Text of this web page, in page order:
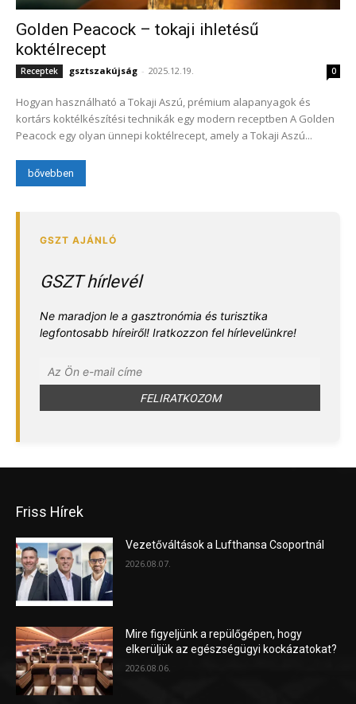
Golden Peacock – tokaji ihletésű
koktélrecept
Receptek gsztszakújság - 2025.12.19. 0
Hogyan használható a Tokaji Aszú, prémium alapanyagok és
kortárs koktélkészítési technikák egy modern receptben A Golden
Peacock egy olyan ünnepi koktélrecept, amely a Tokaji Aszú...
bővebben
GSZT hírlevél
Ne maradjon le a gasztronómia és turisztika
legfontosabb híreiről! Iratkozzon fel hírlevelünkre!
Friss Hírek
Vezetőváltások a Lufthansa Csoportnál
2026.08.07.
Mire figyeljünk a repülőgépen, hogy
elkerüljük az egészségügyi kockázatokat?
2026.08.06.